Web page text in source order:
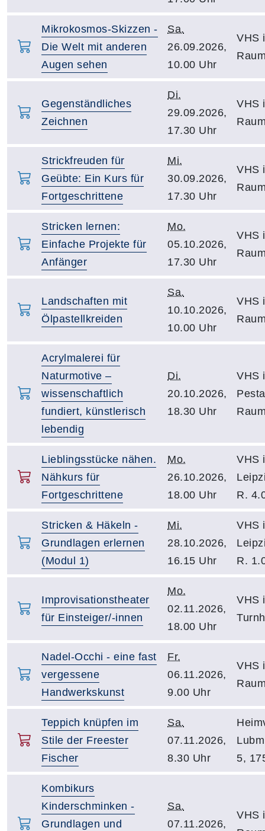
Mikrokosmos-Skizzen -
Die Welt mit anderen
Augen sehen
Sa.
26.09.2026,
10.00 Uhr
VHS
Gegenständliches
Zeichnen
Di.
29.09.2026,
17.30 Uhr
VHS
Strickfreuden für
Geübte: Ein Kurs für
Fortgeschrittene
Mi.
30.09.2026,
17.30 Uhr
VHS
Stricken lernen:
Einfache Projekte für
Anfänger
Mo.
05.10.2026,
17.30 Uhr
VHS
Landschaften mit
Ölpastellkreiden
Sa.
10.10.2026,
10.00 Uhr
VHS
Acrylmalerei für
Naturmotive –
wissenschaftlich
fundiert, künstlerisch
lebendig
Di.
20.10.2026,
18.30 Uhr
VHS
Lieblingsstücke nähen.
Nähkurs für
Fortgeschrittene
Mo.
26.10.2026,
18.00 Uhr
VHS
R.
Stricken & Häkeln -
Grundlagen erlernen
(Modul 1)
Mi.
28.10.2026,
16.15 Uhr
VHS
R.
Improvisationstheater
für Einsteiger/-innen
Mo.
02.11.2026,
18.00 Uhr
VHS
Nadel-Occhi - eine fast
vergessene
Handwerkskunst
Fr.
06.11.2026,
9.00 Uhr
VHS
Teppich knüpfen im
Stile der Freester
Fischer
Sa.
07.11.2026,
8.30 Uhr
5,
Kombikurs
Kinderschminken -
Grundlagen und
Sa.
07.11.2026,
VHS